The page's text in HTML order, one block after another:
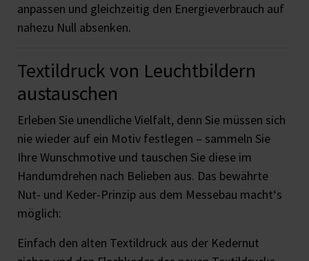
anpassen und gleichzeitig den Energieverbrauch auf
nahezu Null absenken.
Textildruck von Leuchtbildern
austauschen
Erleben Sie unendliche Vielfalt, denn Sie müssen sich
nie wieder auf ein Motiv festlegen – sammeln Sie
Ihre Wunschmotive und tauschen Sie diese im
Handumdrehen nach Belieben aus. Das bewährte
Nut- und Keder-Prinzip aus dem Messebau macht‘s
möglich:
Einfach den alten Textildruck aus der Kedernut